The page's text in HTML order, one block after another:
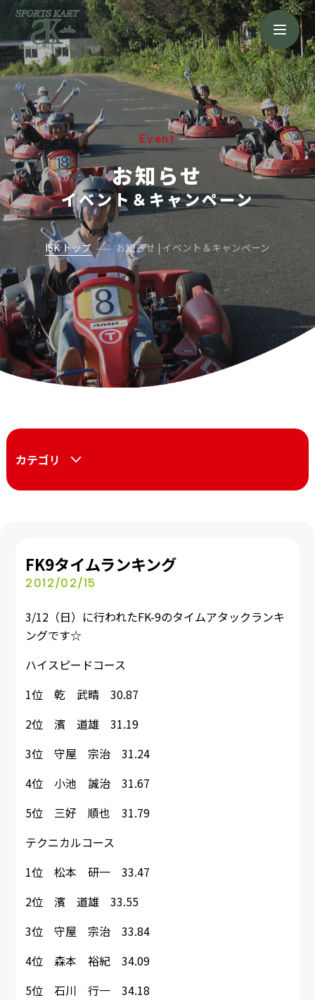
奈良阪奈店
NARA HANNA
Event
お知らせ
イベント＆キャンペーン
ISK トップ お知らせ | イベント＆キャンペーン
カテゴリ
FK9タイムランキング
2012/02/15
3/12（日）に行われたFK-9のタイムアタックランキ
ングです☆
ハイスピードコース
1位 乾 武晴 30.87
2位 濱 道雄 31.19
3位 守屋 宗治 31.24
4位 小池 誠治 31.67
5位 三好 順也 31.79
テクニカルコース
1位 松本 研一 33.47
2位 濱 道雄 33.55
3位 守屋 宗治 33.84
4位 森本 裕紀 34.09
5位 石川 行一 34.18